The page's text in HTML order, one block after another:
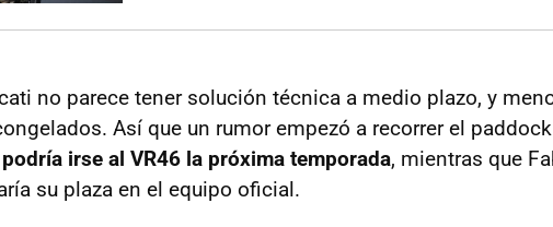
no parece tener solución técnica a medio plazo, y
Así que un rumor empezó a recorrer el
irse al VR46 la próxima temporada, mientras que
su plaza en el equipo oficial.